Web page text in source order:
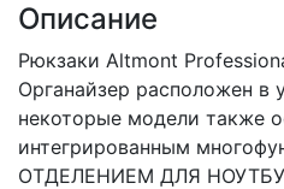
Описание
Рюкзаки Altmont
Органайзер расположен в
некоторые модели также
интегрированным
ОТДЕЛЕНИЕМ ДЛЯ